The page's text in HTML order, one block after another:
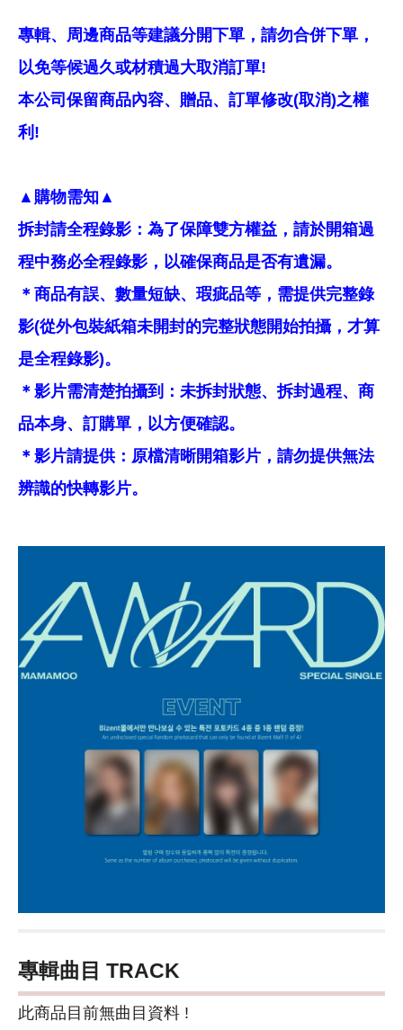
專輯、周邊商品等建議分開下單，請勿合併下單，
以免等候過久或材積過大取消訂單!
本公司保留商品內容、贈品、訂單修改(取消)之權
利!
▲購物需知▲
拆封請全程錄影：為了保障雙方權益，請於開箱過
程中務必全程錄影，以確保商品是否有遺漏。
＊商品有誤、數量短缺、瑕疵品等，需提供完整錄
影(從外包裝紙箱未開封的完整狀態開始拍攝，才算
是全程錄影)。
＊影片需清楚拍攝到：未拆封狀態、拆封過程、商
品本身、訂購單，以方便確認。
＊影片請提供：原檔清晰開箱影片，請勿提供無法
辨識的快轉影片。
專輯曲目 TRACK
此商品目前無曲目資料 !